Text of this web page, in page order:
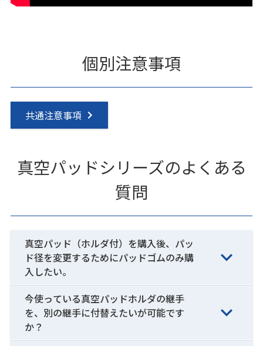
個別注意事項
共通注意事項
真空パッドシリーズのよくある
質問
真空パッド（ホルダ付）を購入後、パッ
ド径を変更するためにパッドゴムのみ購
入したい。
今使っている真空パッドホルダの継手
を、別の継手に付替えたいが可能です
か？